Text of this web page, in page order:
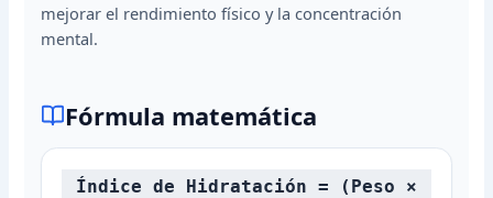
mejorar el rendimiento físico y la concentración
mental.
Fórmula matemática
Índice de Hidratación = (Peso ×